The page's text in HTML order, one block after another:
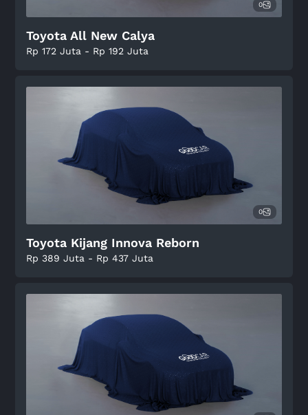
0
Toyota All New Calya
Rp 172 Juta - Rp 192 Juta
0
Toyota Kijang Innova Reborn
Rp 389 Juta - Rp 437 Juta